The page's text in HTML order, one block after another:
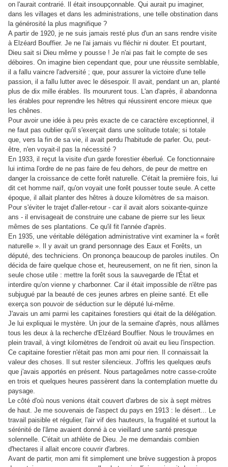
on l'aurait contrarié. Il était insoupçonnable. Qui aurait pu imaginer,
dans les villages et dans les administrations, une telle obstination dans
la générosité la plus magnifique ?
A partir de 1920, je ne suis jamais resté plus d'un an sans rendre visite
à Elzéard Bouffier. Je ne l'ai jamais vu fléchir ni douter. Et pourtant,
Dieu sait si Dieu même y pousse ! Je n'ai pas fait le compte de ses
déboires. On imagine bien cependant que, pour une réussite semblable,
il a fallu vaincre l'adversité ; que, pour assurer la victoire d'une telle
passion, il a fallu lutter avec le désespoir. Il avait, pendant un an, planté
plus de dix mille érables. Ils moururent tous. L'an d'après, il abandonna
les érables pour reprendre les hêtres qui réussirent encore mieux que
les chênes.
Pour avoir une idée à peu près exacte de ce caractère exceptionnel, il
ne faut pas oublier qu'il s'exerçait dans une solitude totale; si totale
que, vers la fin de sa vie, il avait perdu l'habitude de parler. Ou, peut-
être, n'en voyait-il pas la nécessité ?
En 1933, il reçut la visite d'un garde forestier éberlué. Ce fonctionnaire
lui intima l'ordre de ne pas faire de feu dehors, de peur de mettre en
danger la croissance de cette forêt naturelle. C'était la première fois, lui
dit cet homme naïf, qu'on voyait une forêt pousser toute seule. A cette
époque, il allait planter des hêtres à douze kilomètres de sa maison.
Pour s'éviter le trajet d'aller-retour - car il avait alors soixante-quinze
ans - il envisageait de construire une cabane de pierre sur les lieux
mêmes de ses plantations. Ce qu'il fit l'année d'après.
En 1935, une véritable délégation administrative vint examiner la « forêt
naturelle ». Il y avait un grand personnage des Eaux et Forêts, un
député, des techniciens. On prononça beaucoup de paroles inutiles. On
décida de faire quelque chose et, heureusement, on ne fit rien, sinon la
seule chose utile : mettre la forêt sous la sauvegarde de l'État et
interdire qu'on vienne y charbonner. Car il était impossible de n'être pas
subjugué par la beauté de ces jeunes arbres en pleine santé. Et elle
exerça son pouvoir de séduction sur le député lui-même.
J'avais un ami parmi les capitaines forestiers qui était de la délégation.
Je lui expliquai le mystère. Un jour de la semaine d'après, nous allâmes
tous les deux à la recherche d'Elzéard Bouffier. Nous le trouvâmes en
plein travail, à vingt kilomètres de l'endroit où avait eu lieu l'inspection.
Ce capitaine forestier n'était pas mon ami pour rien. Il connaissait la
valeur des choses. Il sut rester silencieux. J'offris les quelques œufs
que j'avais apportés en présent. Nous partageâmes notre casse-croûte
en trois et quelques heures passèrent dans la contemplation muette du
paysage.
Le côté d'où nous venions était couvert d'arbres de six à sept mètres
de haut. Je me souvenais de l'aspect du pays en 1913 : le désert... Le
travail paisible et régulier, l'air vif des hauteurs, la frugalité et surtout la
sérénité de l'âme avaient donné à ce vieillard une santé presque
solennelle. C'était un athlète de Dieu. Je me demandais combien
d'hectares il allait encore couvrir d'arbres.
Avant de partir, mon ami fit simplement une brève suggestion à propos